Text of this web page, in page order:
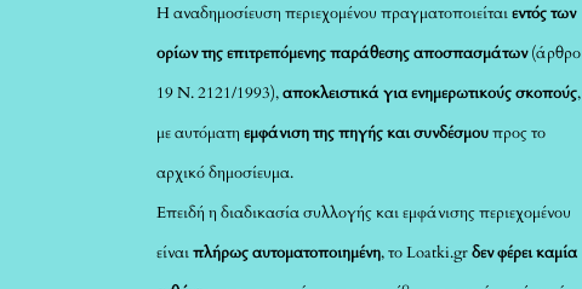
Η αναδημοσίευση περιεχομένου πραγματοποιείταιεντός των
ορίων της επιτρεπόμενης παράθεσης αποσπασμάτων(άρθρο
19 Ν. 2121/1993),αποκλειστικά για ενημερωτικούς σκοπούς,
με αυτόματηεμφάνιση της πηγής και συνδέσμουπρος το
αρχικό δημοσίευμα.
Επειδή η διαδικασία συλλογής και εμφάνισης περιεχομένου
είναιπλήρως αυτοματοποιημένη, το Loatki.grδεν φέρει καμία